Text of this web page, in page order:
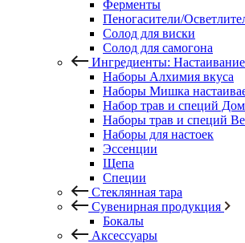
Ферменты
Пеногасители/
Солод для виски
Солод для самогона
Ингредиенты: Настаивание
Наборы Алхимия вкуса
Наборы Мишка
Набор трав и специй
Наборы трав и специй
Наборы для настоек
Эссенции
Щепа
Специи
Стеклянная тара
Сувенирная продукция
Бокалы
Аксессуары